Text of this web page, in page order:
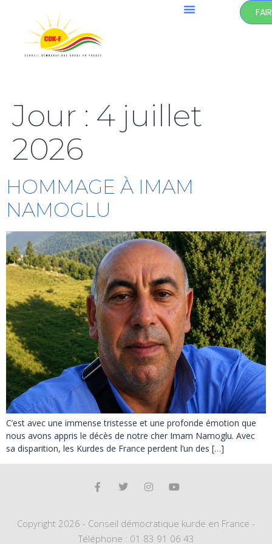
Jour : 4 juillet
2026
HOMMAGE À IMAM
NAMOGLU
C’est avec une immense tristesse et une profonde émotion que
nous avons appris le décès de notre cher Imam Namoglu. Avec
sa disparition, les Kurdes de France perdent l’un des […]
Copyright 2026 - Conseil démocratique kurde en France -
Téléphone : 01 83 91 06 43